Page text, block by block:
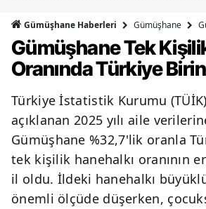
Bingöl
Bitlis
Bolu
Bursa
Gümüşhane Haberleri Gümüşhane
Gümüşhane Tek
Oranında Türkiye
Türkiye İstatistik Kurumu
açıklanan 2025 yılı aile
Gümüşhane %32,7'lik oranla
tek kişilik hanehalkı oranının
il oldu. İldeki hanehalkı
önemli ölçüde düşerken,